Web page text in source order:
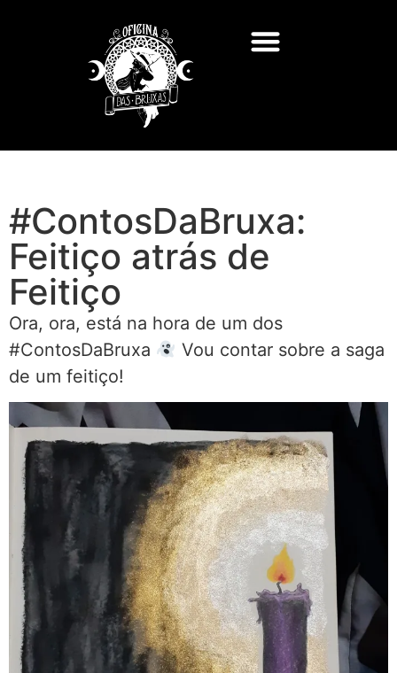
#ContosDaBruxa:
Feitiço atrás de
Feitiço
Ora, ora, está na hora de um dos
#ContosDaBruxa
Vou contar sobre a saga
de um feitiço!